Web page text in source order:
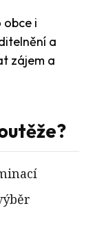
obce i
a
zájem a